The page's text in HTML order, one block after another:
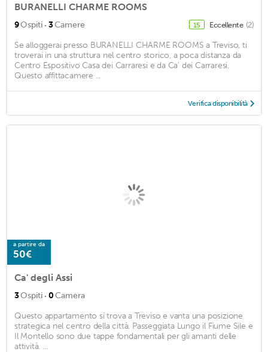
BURANELLI CHARME ROOMS
9Ospiti · 3Camere 15 Eccellente (2)
Se alloggerai presso BURANELLI CHARME ROOMS a Treviso, ti
troverai in una struttura nel centro storico, a poca distanza da
Centro Espositivo Casa dei Carraresi e da Ca' dei Carraresi.
Questo affittacamere ...
Verifica disponibilità
a partire da
50€
Ca' degli Assi
3Ospiti · 0Camera
Questo appartamento si trova a Treviso e vanta una posizione
strategica nel centro della città. Passeggiata Lungo il Fiume Sile e
Il Montello sono due tappe fondamentali per gli amanti delle
attività. ...